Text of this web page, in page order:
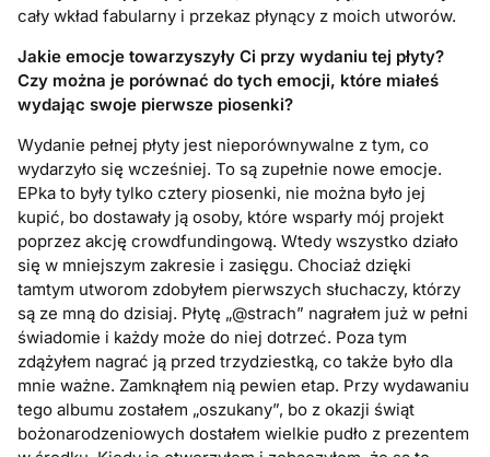
cały wkład fabularny i przekaz płynący z moich utworów.
Jakie emocje towarzyszyły Ci przy wydaniu tej płyty?
Czy można je porównać do tych emocji, które miałeś
wydając swoje pierwsze piosenki?
Wydanie pełnej płyty jest nieporównywalne z tym, co
wydarzyło się wcześniej. To są zupełnie nowe emocje.
EPka to były tylko cztery piosenki, nie można było jej
kupić, bo dostawały ją osoby, które wsparły mój projekt
poprzez akcję crowdfundingową. Wtedy wszystko działo
się w mniejszym zakresie i zasięgu. Chociaż dzięki
tamtym utworom zdobyłem pierwszych słuchaczy, którzy
są ze mną do dzisiaj. Płytę „@strach” nagrałem już w pełni
świadomie i każdy może do niej dotrzeć. Poza tym
zdążyłem nagrać ją przed trzydziestką, co także było dla
mnie ważne. Zamknąłem nią pewien etap. Przy wydawaniu
tego albumu zostałem „oszukany”, bo z okazji świąt
bożonarodzeniowych dostałem wielkie pudło z prezentem